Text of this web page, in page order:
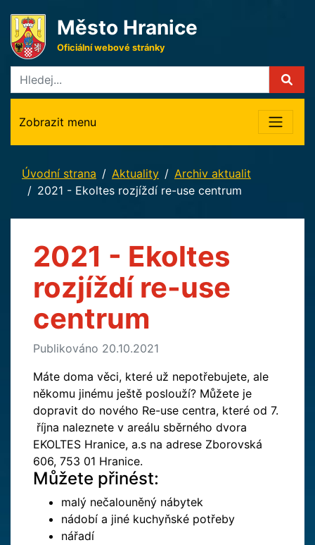
Město Hranice
Oficiální webové stránky
Zobrazit menu
Úvodní strana Aktuality
Archiv aktualit
2021 - Ekoltes rozjíždí re-use centrum
2021 - Ekoltes
rozjíždí re-use
centrum
Publikováno 20.10.2021
Máte doma věci, které už nepotřebujete, ale
někomu jinému ještě poslouží? Můžete je
dopravit do nového Re-use centra, které od 7.
října naleznete v areálu sběrného dvora
EKOLTES Hranice, a.s na adrese Zborovská
606, 753 01 Hranice.
Můžete přinést:
malý nečalouněný nábytek
nádobí a jiné kuchyňské potřeby
nářadí